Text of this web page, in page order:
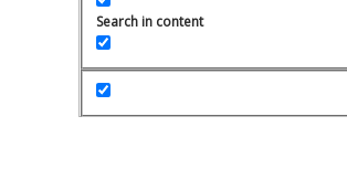
Search in content